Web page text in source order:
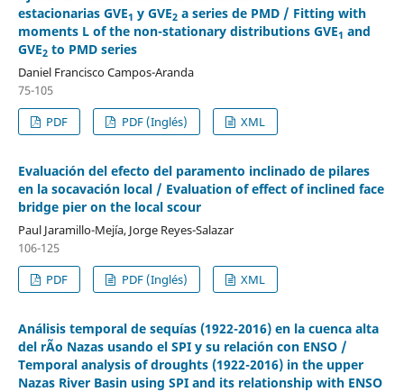
estacionarias GVE1 y GVE2a series de PMD / Fitting with
moments L of the non-stationary distributions GVE1 and
GVE2to PMD series
Daniel Francisco Campos-Aranda
75-105
PDF
PDF (Inglés) XML
Evaluación del efecto del paramento inclinado de pilares
en la socavación local / Evaluation of effect of inclined face
bridge pier on the local scour
Paul Jaramillo-Mejía, Jorge Reyes-Salazar
106-125
PDF
PDF (Inglés) XML
Análisis temporal de sequías (1922-2016) en la cuenca alta
del rÃ­o Nazas usando el SPI y su relación con ENSO /
Temporal analysis of droughts (1922-2016) in the upper
Nazas River Basin using SPI and its relationship with ENSO